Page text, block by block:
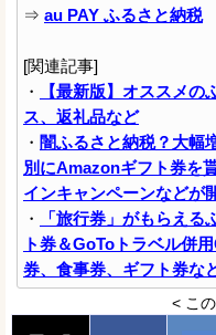
⇒ au PAY ふるさと納税
[関連記事]
・
【最新版】オススメ
ス、返礼品など
・ 闇ふるさと納税？大幅
別にAmazonギフト券を
インキャンペーンなどが
・
「旅行券」がもらえ
ト券＆GoToトラベル併
券、食事券、ギフト券な
< こ